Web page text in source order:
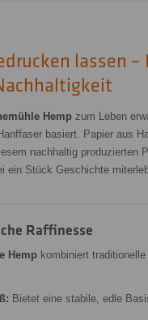
lassen –
Hemp zum Leben
basiert. Papier aus
nachhaltig produzierten
ein Stück Geschichte
Raffinesse
Hemp kombiniert
Bietet eine stabile, edle